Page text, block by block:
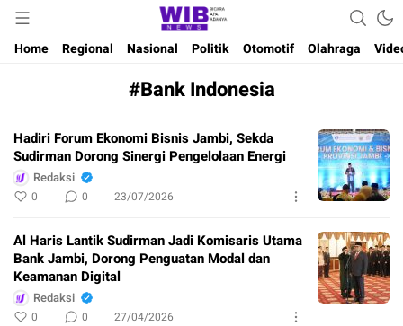
Wibnews
Waktu Indonesia Bicara
Home
Regional Nasional Politik Otomotif Olahraga
#Bank Indonesia
Hadiri Forum Ekonomi Bisnis Jambi, Sekda
Sudirman Dorong Sinergi Pengelolaan Energi
Redaksi
0 0 23/07/2026
Al Haris Lantik Sudirman Jadi Komisaris Utama
Bank Jambi, Dorong Penguatan Modal dan
Keamanan Digital
Redaksi
0 0 27/04/2026